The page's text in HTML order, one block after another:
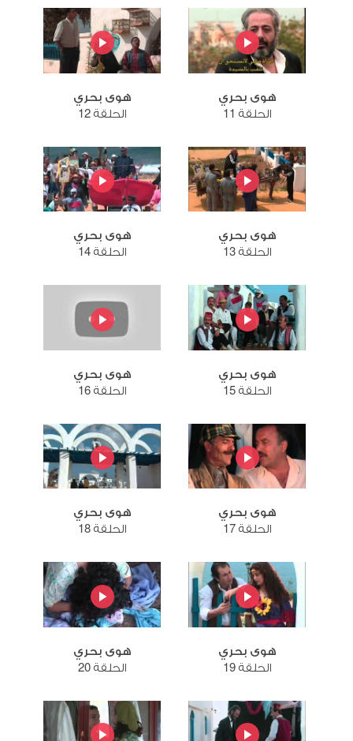
هوى بحري
الحلقة 11
هوى بحري
الحلقة 12
هوى بحري
الحلقة 13
هوى بحري
الحلقة 14
هوى بحري
الحلقة 15
هوى بحري
الحلقة 16
هوى بحري
الحلقة 17
هوى بحري
الحلقة 18
هوى بحري
الحلقة 19
هوى بحري
الحلقة 20